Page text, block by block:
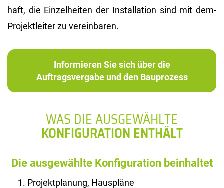
haft, die Ein­zel­hei­ten der In­stal­la­ti­on sind mit dem­
Pro­jekt­lei­ter zu ver­ein­ba­ren.
Informieren Sie sich über die
Auftragsvergabe und den Bauprozess
WAS DIE AUSGEWÄHLTE
KONFIGURATION ENTHÄLT
Die ausgewählte Konfiguration beinhaltet
Projektplanung, Hauspläne